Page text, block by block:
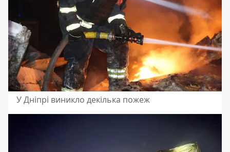
У Дніпрі виникло декілька пожеж